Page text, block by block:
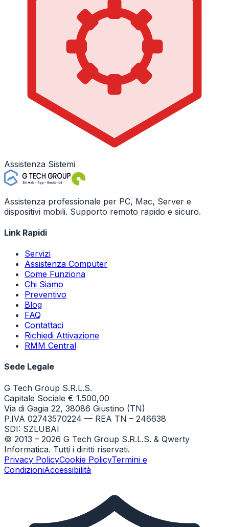
Assistenza Sistemi
Assistenza professionale per PC, Mac, Server e
dispositivi mobili. Supporto remoto rapido e sicuro.
Link Rapidi
Servizi
Assistenza Computer
Come Funziona
Chi Siamo
Preventivo
Blog
FAQ
Contattaci
Richiedi Attivazione
RMM Central
Sede Legale
G Tech Group S.R.L.S.
Capitale Sociale € 1.500,00
Via di Gagia 22, 38086 Giustino (TN)
P.IVA 02743570224 — REA TN – 246638
SDI: SZLUBAI
© 2013 – 2026 G Tech Group S.R.L.S. & Qwerty
Informatica. Tutti i diritti riservati.
Privacy PolicyCookie PolicyTermini e
CondizioniAccessibilità